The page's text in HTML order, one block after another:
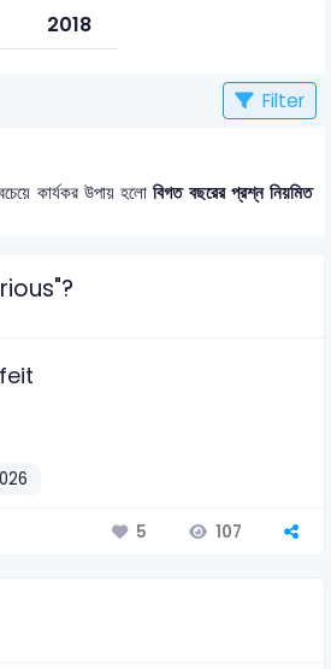
2018
Filter
কার্যকর উপায় হলোবিগত বছরের প্রশ্ন নিয়মিত
5 107